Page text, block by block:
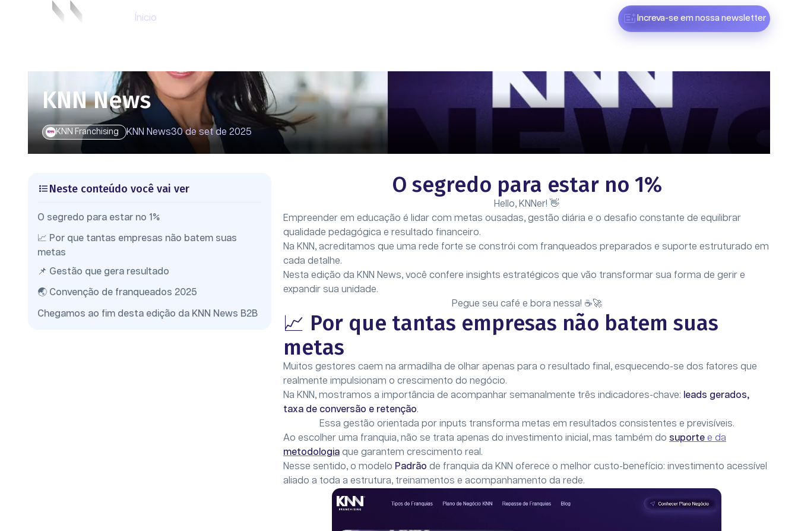
Ínicio Increva-se em nossa newsletter
KNN News
KNN Franchising KNN News30 de set de 2025
Neste conteúdo você vai ver
O segredo para estar no 1%
📈 Por que tantas empresas não batem suas
metas
📌 Gestão que gera resultado
🌏 Convenção de franqueados 2025
Chegamos ao fim desta edição da KNN News B2B
O segredo para estar no 1%
Hello, KNNer! 👋
Empreender em educação é lidar com metas ousadas, gestão diária e o desafio constante de equilibrar
qualidade pedagógica e resultado financeiro.
Na KNN, acreditamos que uma rede forte se constrói com franqueados preparados e suporte estruturado em
cada detalhe.
Nesta edição da KNN News, você confere insights estratégicos que vão transformar sua forma de gerir e
expandir sua unidade.
Pegue seu café e bora nessa! ☕🚀
📈 Por que tantas empresas não batem suas
metas
Muitos gestores caem na armadilha de olhar apenas para o resultado final, esquecendo-se dos fatores que
realmente impulsionam o crescimento do negócio.
Na KNN, mostramos a importância de acompanhar semanalmente três indicadores-chave: leads gerados,
taxa de conversão e retenção.
Essa gestão orientada por inputs transforma metas em resultados consistentes e previsíveis.
Ao escolher uma franquia, não se trata apenas do investimento inicial, mas também do suporte e da
metodologia que garantem crescimento real.
Nesse sentido, o modelo Padrão de franquia da KNN oferece o melhor custo-benefício: investimento acessível
aliado a toda a estrutura, treinamentos e acompanhamento da rede.